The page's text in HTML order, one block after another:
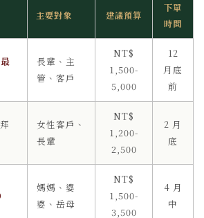
主要對象 建議預算
下單
時間
長輩、主
管、客戶
NT$
1,500-
5,000
12
月底
前
女性客戶、
長輩
NT$
1,200-
2,500
2 月
底
媽媽、婆
婆、岳母
NT$
1,500-
3,500
4 月
中